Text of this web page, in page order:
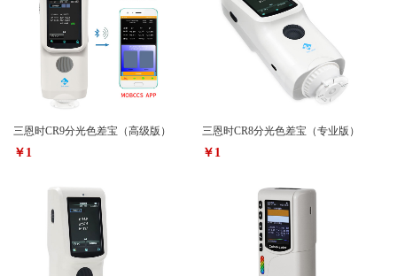
三恩时CR9分光色差宝（高级版）
￥1
三恩时CR8分光色差宝（专业版）
￥1